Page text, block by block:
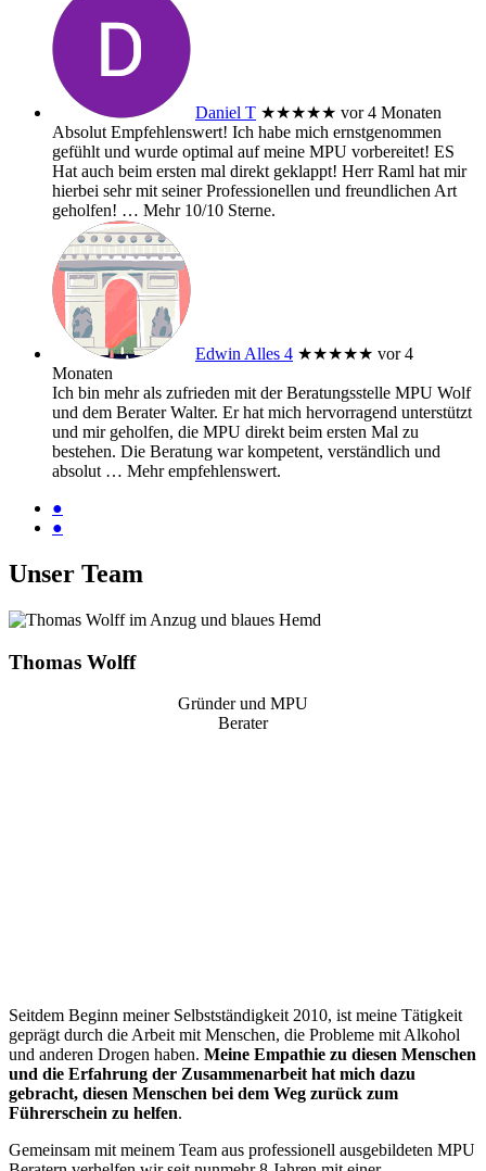
Daniel T ★★★★★ vor 4 Monaten
Absolut Empfehlenswert! Ich habe mich ernstgenommen
gefühlt und wurde optimal auf meine MPU vorbereitet! ES
Hat auch beim ersten mal direkt geklappt! Herr Raml hat mir
hierbei sehr mit seiner Professionellen und freundlichen Art
geholfen! … Mehr10/10 Sterne.
Edwin Alles 4 ★★★★★ vor 4
Monaten
Ich bin mehr als zufrieden mit der Beratungsstelle MPU Wolf
und dem Berater Walter. Er hat mich hervorragend unterstützt
und mir geholfen, die MPU direkt beim ersten Mal zu
bestehen. Die Beratung war kompetent, verständlich und
absolut … Mehrempfehlenswert.
●
●
Unser Team
Thomas Wolff
Gründer und MPU
Berater
Seitdem Beginn meiner Selbstständigkeit 2010, ist meine Tätigkeit
geprägt durch die Arbeit mit Menschen, die Probleme mit Alkohol
und anderen Drogen haben. Meine Empathie zu diesen Menschen
und die Erfahrung der Zusammenarbeit hat mich dazu
gebracht, diesen Menschen bei dem Weg zurück zum
Führerschein zu helfen.
Gemeinsam mit meinem Team aus professionell ausgebildeten MPU